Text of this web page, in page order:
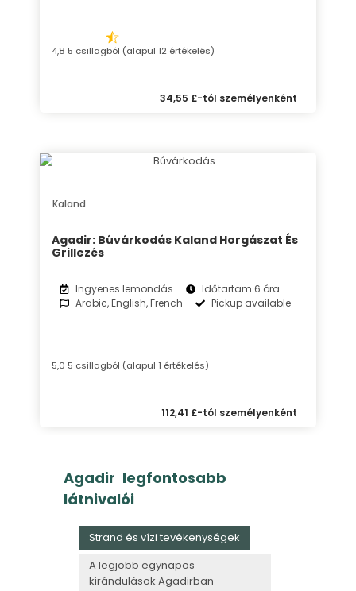
4,8 5 csillagból (alapul 12 értékelés)
34,55 £-tól személyenként
Kaland
Agadir: Búvárkodás Kaland Horgászat És
Grillezés
Ingyenes lemondás
Időtartam 6 óra
Arabic, English, French
Pickup available
5,0 5 csillagból (alapul 1 értékelés)
112,41 £-tól személyenként
Agadir legfontosabb
látnivalói
Strand és vízi tevékenységek
A legjobb egynapos
kirándulások Agadirban